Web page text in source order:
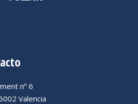
nº 6
Valencia